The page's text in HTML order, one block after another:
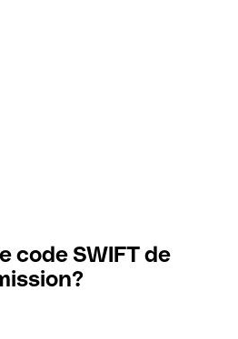
code SWIFT de